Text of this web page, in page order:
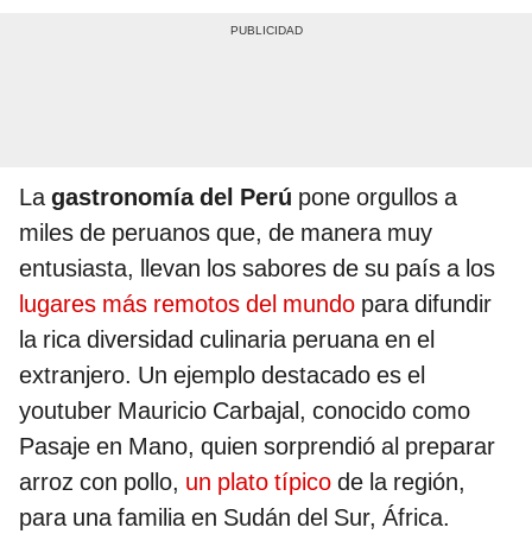
Lagastronomía del Perú pone orgullos a
miles de peruanos que, de manera muy
entusiasta, llevan los sabores de su país a los
lugares más remotos del mundo para difundir
la rica diversidad culinaria peruana en el
extranjero. Un ejemplo destacado es el
youtuber Mauricio Carbajal, conocido como
Pasaje en Mano, quien sorprendió al preparar
arroz con pollo, un plato típico de la región,
para una familia en Sudán del Sur, África.